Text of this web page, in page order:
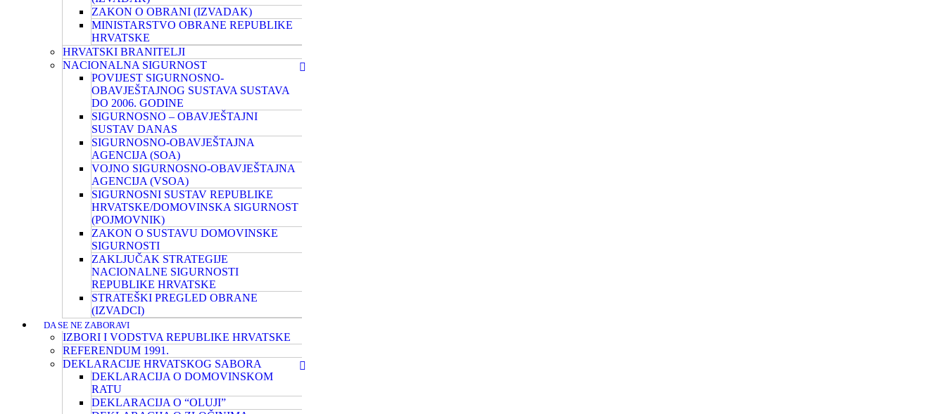
ZAKON O OBRANI (IZVADAK)
MINISTARSTVO OBRANE REPUBLIKE
HRVATSKE
HRVATSKI BRANITELJI
NACIONALNA SIGURNOST
POVIJEST SIGURNOSNO-
OBAVJEŠTAJNOG SUSTAVA SUSTAVA
DO 2006. GODINE
SIGURNOSNO – OBAVJEŠTAJNI
SUSTAV DANAS
SIGURNOSNO-OBAVJEŠTAJNA
AGENCIJA (SOA)
VOJNO SIGURNOSNO-OBAVJEŠTAJNA
AGENCIJA (VSOA)
SIGURNOSNI SUSTAV REPUBLIKE
HRVATSKE/DOMOVINSKA SIGURNOST
(POJMOVNIK)
ZAKON O SUSTAVU DOMOVINSKE
SIGURNOSTI
ZAKLJUČAK STRATEGIJE
NACIONALNE SIGURNOSTI
REPUBLIKE HRVATSKE
STRATEŠKI PREGLED OBRANE
(IZVADCI)
DA SE NE ZABORAVI
IZBORI I VODSTVA REPUBLIKE HRVATSKE
REFERENDUM 1991.
DEKLARACIJE HRVATSKOG SABORA
DEKLARACIJA O DOMOVINSKOM
RATU
DEKLARACIJA O “OLUJI”